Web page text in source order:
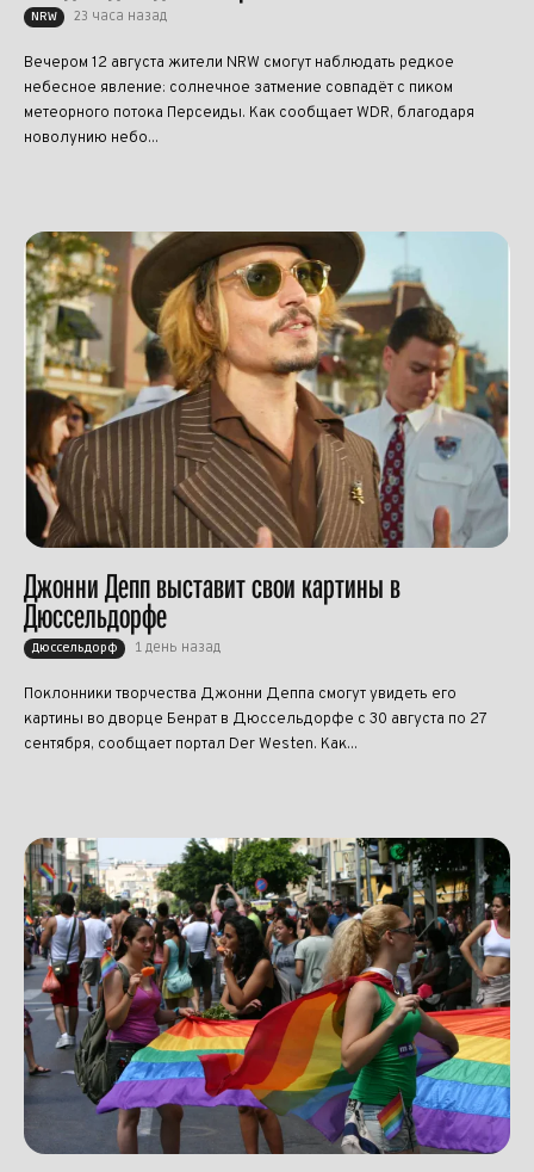
NRW 23 часа назад
Вечером 12 августа жители NRW смогут наблюдать редкое
небесное явление: солнечное затмение совпадёт с пиком
метеорного потока Персеиды. Как сообщает WDR, благодаря
новолунию небо...
Джонни Депп выставит свои картины в
Дюссельдорфе
Дюссельдорф 1 день назад
Поклонники творчества Джонни Деппа смогут увидеть его
картины во дворце Бенрат в Дюссельдорфе с 30 августа по 27
сентября, сообщает портал Der Westen. Как...